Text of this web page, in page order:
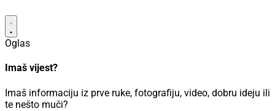
Oglas
Imaš vijest?
Imaš informaciju iz prve ruke, fotografiju, video, dobru ideju ili
te nešto muči?